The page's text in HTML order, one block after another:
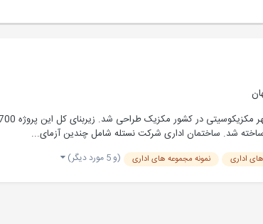
شد. ساختمان اداری شرکت نستله شامل چندین آزمای...
اداری نمونه مجموعه های اداری (و 5 مورد دیگر)